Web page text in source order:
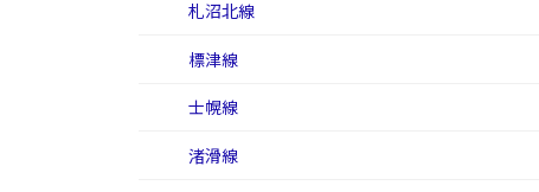
札沼北線
標津線
士幌線
渚滑線